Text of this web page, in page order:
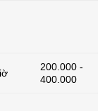
200.000 -
400.000